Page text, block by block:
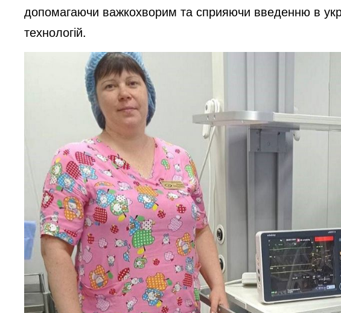
допомагаючи важкохворим та сприяючи введенню в
технологій.